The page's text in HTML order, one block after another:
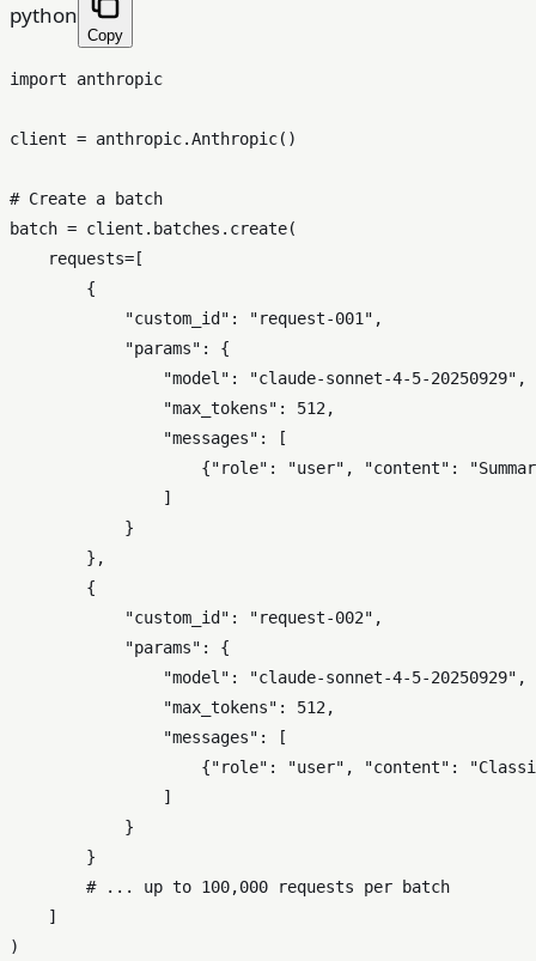
python
Copy
import anthropic
client = anthropic.Anthropic()
# Create a batch
batch = client.batches.create(
    requests=[
        {
"custom_id" : "request-001" ,
"params" : {
"model" : "claude-sonnet-4-5-20250929" ,
"max_tokens" : 512 ,
"messages" : [
                    {
"role" : "user" , "content" :
                ]
            }
        },
        {
"custom_id" : "request-002" ,
"params" : {
"model" : "claude-sonnet-4-5-20250929" ,
"max_tokens" : 512 ,
"messages" : [
                    {
"role" : "user" , "content" :
                ]
            }
        }
# ... up to 100,000 requests per batch
    ]
)